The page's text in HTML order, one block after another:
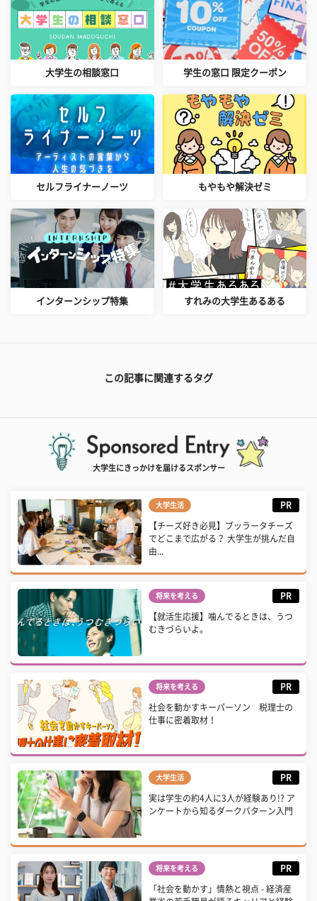
大学生の相談窓口 学生の窓口 限定クーポン
セルフライナーノーツ もやもや解決ゼミ
インターンシップ特集 すれみの大学生あるある
この記事に関連するタグ
大学生にきっかけを届けるスポンサー
大学生活 PR
【チーズ好き必見】ブッラータチーズ
でどこまで広がる？ 大学生が挑んだ自
由...
将来を考える PR
【就活生応援】噛んでるときは、うつ
むきづらいよ。
将来を考える PR
社会を動かすキーパーソン 税理士の
仕事に密着取材！
大学生活 PR
実は学生の約4人に3人が経験あり!? ア
ンケートから知るダークパターン入門
将来を考える PR
「社会を動かす」情熱と視点 - 経済産